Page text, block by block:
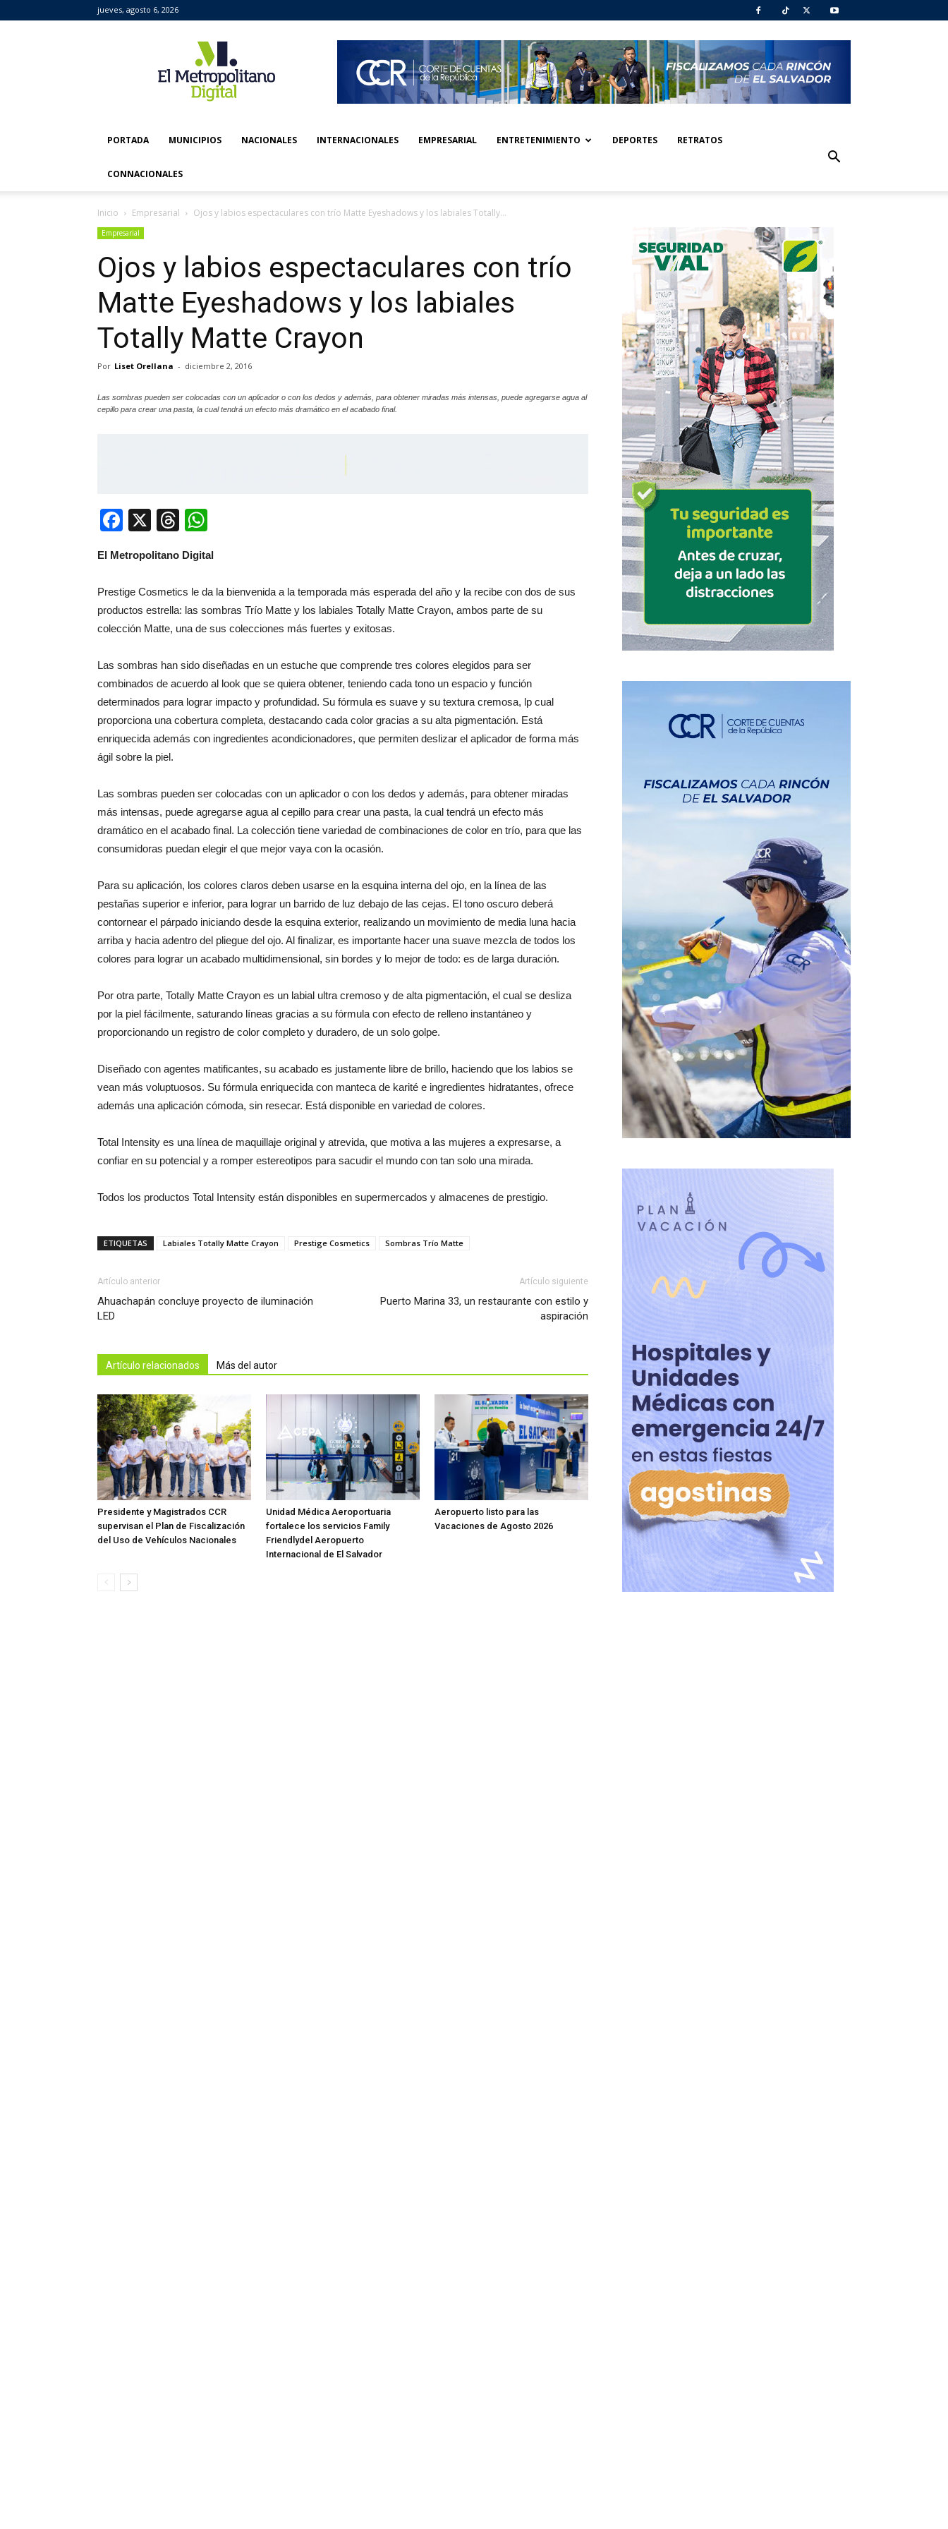
jueves, agosto 6, 2026
Metropolitano
Digital
PORTADA MUNICIPIOS NACIONALES INTERNACIONALES EMPRESARIAL ENTRETENIMIENTO DEPORTES RETRATOS
CONNACIONALES
Inicio Empresarial Ojos y labios espectaculares con trío Matte Eyeshadows y los labiales Totally...
Empresarial
Ojos y labios espectaculares con trío
Matte Eyeshadows y los labiales
Totally Matte Crayon
Por Liset Orellana - diciembre 2, 2016
Las sombras pueden ser colocadas con un aplicador o con los dedos y además, para obtener miradas más intensas, puede agregarse agua al
cepillo para crear una pasta, la cual tendrá un efecto más dramático en el acabado final.
Facebook
X Threads
El Metropolitano Digital
Prestige Cosmetics le da la bienvenida a la temporada más esperada del año y la recibe con dos de sus
productos estrella: las sombras Trío Matte y los labiales Totally Matte Crayon, ambos parte de su
colección Matte, una de sus colecciones más fuertes y exitosas.
Las sombras han sido diseñadas en un estuche que comprende tres colores elegidos para ser
combinados de acuerdo al look que se quiera obtener, teniendo cada tono un espacio y función
determinados para lograr impacto y profundidad. Su fórmula es suave y su textura cremosa, lp cual
proporciona una cobertura completa, destacando cada color gracias a su alta pigmentación. Está
enriquecida además con ingredientes acondicionadores, que permiten deslizar el aplicador de forma más
ágil sobre la piel.
Las sombras pueden ser colocadas con un aplicador o con los dedos y además, para obtener miradas
más intensas, puede agregarse agua al cepillo para crear una pasta, la cual tendrá un efecto más
dramático en el acabado final. La colección tiene variedad de combinaciones de color en trío, para que las
consumidoras puedan elegir el que mejor vaya con la ocasión.
Para su aplicación, los colores claros deben usarse en la esquina interna del ojo, en la línea de las
pestañas superior e inferior, para lograr un barrido de luz debajo de las cejas. El tono oscuro deberá
contornear el párpado iniciando desde la esquina exterior, realizando un movimiento de media luna hacia
arriba y hacia adentro del pliegue del ojo. Al finalizar, es importante hacer una suave mezcla de todos los
colores para lograr un acabado multidimensional, sin bordes y lo mejor de todo: es de larga duración.
Por otra parte, Totally Matte Crayon es un labial ultra cremoso y de alta pigmentación, el cual se desliza
por la piel fácilmente, saturando líneas gracias a su fórmula con efecto de relleno instantáneo y
proporcionando un registro de color completo y duradero, de un solo golpe.
Diseñado con agentes matificantes, su acabado es justamente libre de brillo, haciendo que los labios se
vean más voluptuosos. Su fórmula enriquecida con manteca de karité e ingredientes hidratantes, ofrece
además una aplicación cómoda, sin resecar. Está disponible en variedad de colores.
Total Intensity es una línea de maquillaje original y atrevida, que motiva a las mujeres a expresarse, a
confiar en su potencial y a romper estereotipos para sacudir el mundo con tan solo una mirada.
Todos los productos Total Intensity están disponibles en supermercados y almacenes de prestigio.
ETIQUETAS Labiales Totally Matte Crayon Prestige Cosmetics Sombras Trío Matte
Artículo anterior
Ahuachapán concluye proyecto de iluminación
LED
Artículo siguiente
Puerto Marina 33, un restaurante con estilo y
aspiración
Artículo relacionados Más del autor
Presidente y Magistrados CCR
supervisan el Plan de Fiscalización
del Uso de Vehículos Nacionales
Unidad Médica Aeroportuaria
fortalece los servicios Family
Friendlydel Aeropuerto
Internacional de El Salvador
Aeropuerto listo para las
Vacaciones de Agosto 2026